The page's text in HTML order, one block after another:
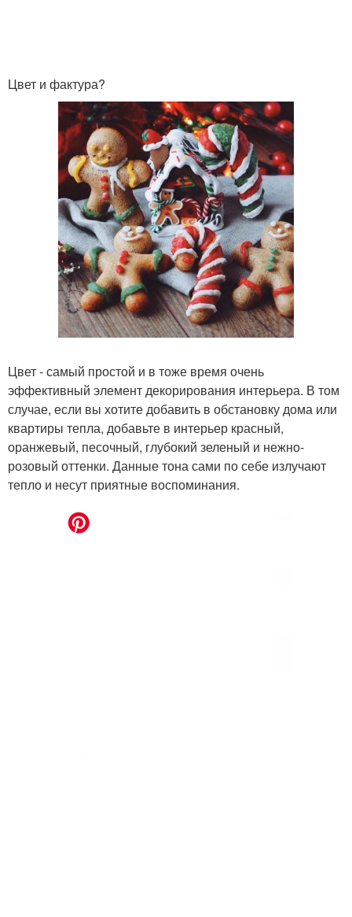
Цвет и фактура?
Цвет - самый простой и в тоже время очень
эффективный элемент декорирования интерьера. В том
случае, если вы хотите добавить в обстановку дома или
квартиры тепла, добавьте в интерьер красный,
оранжевый, песочный, глубокий зеленый и нежно-
розовый оттенки. Данные тона сами по себе излучают
тепло и несут приятные воспоминания.